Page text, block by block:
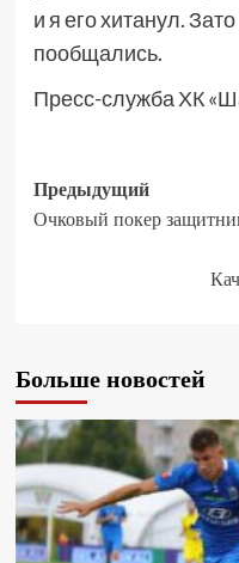
и я его хитанул.
пообщались.
Пресс-служба ХК
Предыдущий
Очковый покер
Больше новостей